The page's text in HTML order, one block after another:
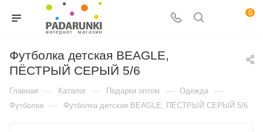
0
Футболка детская BEAGLE,
ПЁСТРЫЙ СЕРЫЙ 5/6
Главная — Каталог — Подарки оптом — Одежда —
Футболки — Футболка детская BEAGLE, ПЁСТРЫЙ СЕРЫЙ 5/6